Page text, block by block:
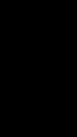
frijoles negros,